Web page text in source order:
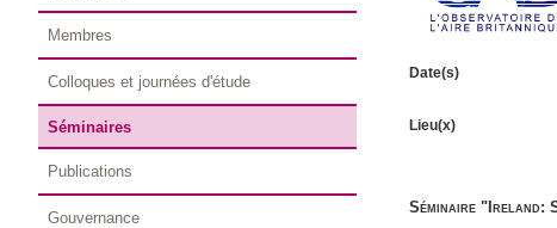
Date(s)
Lieu(x)
Séminaire "Ireland:
Membres
Colloques et journées d'étude
Séminaires
Publications
Gouvernance